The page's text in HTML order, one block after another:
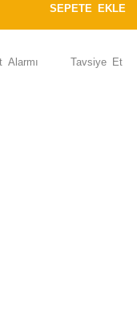
SEPETE EKLE
Alarmı Tavsiye Et